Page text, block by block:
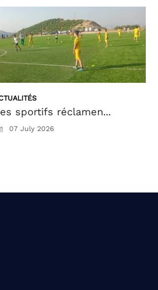
sportifs réclamen...
07 July 2026